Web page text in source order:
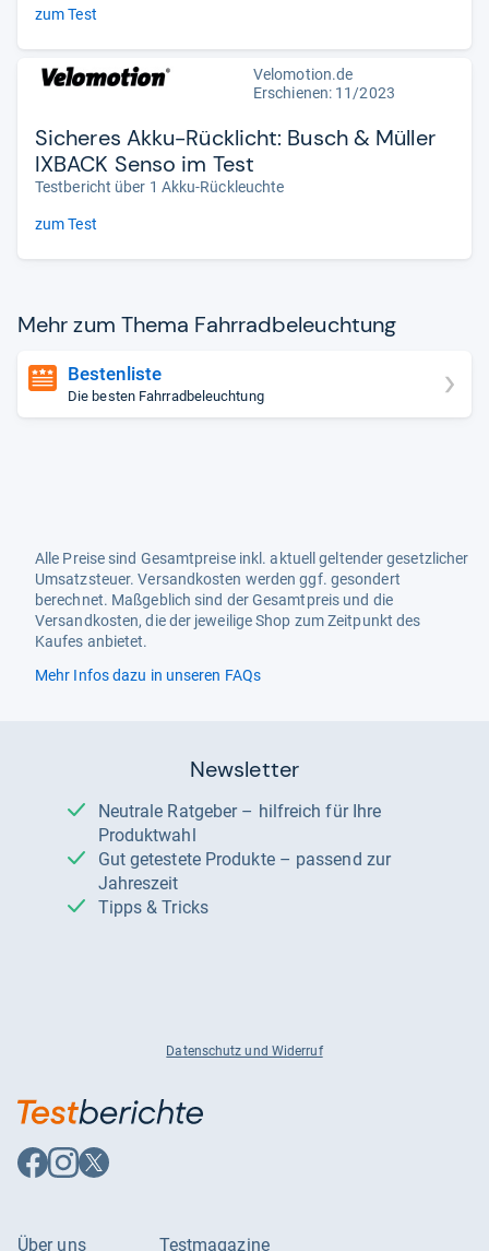
zum Test
Velomotion.de
Erschienen: 11/2023
Sicheres Akku-Rücklicht: Busch & Müller
IXBACK Senso im Test
Testbericht über 1 Akku-Rückleuchte
zum Test
Mehr zum Thema Fahr­rad­be­leuch­tung
Bestenliste
Die besten Fahrradbeleuchtung
Alle Preise sind Gesamtpreise inkl. aktuell geltender gesetzlicher
Umsatzsteuer. Versandkosten werden ggf. gesondert
berechnet. Maßgeblich sind der Gesamtpreis und die
Versandkosten, die der jeweilige Shop zum Zeitpunkt des
Kaufes anbietet.
Mehr Infos dazu in unseren FAQs
Newsletter
Neutrale Ratgeber – hilfreich für Ihre
Produktwahl
Gut getestete Produkte – passend zur
Jahreszeit
Tipps & Tricks
Datenschutz und Widerruf
Auf
Facebook
Auf
Instagram
Auf
X
Über uns Testmagazine